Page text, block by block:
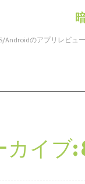
Androidのアプリレビュ
カイブ: